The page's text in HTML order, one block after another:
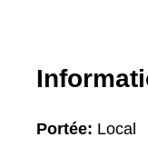
Portée: Local